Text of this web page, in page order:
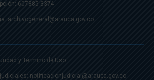
607885 3374
archivogeneral@arauca.gov.co
y Termino de Uso
notificacionjudicial@arauca.gov.co